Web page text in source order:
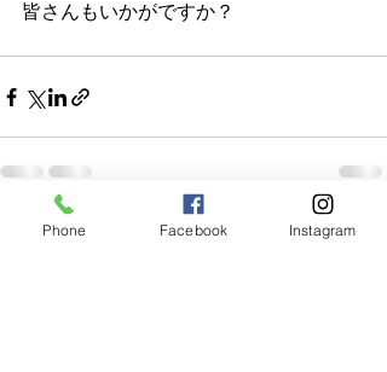
皆さんもいかがですか？
最新記事 すべて表示
Phone Facebook Instagram